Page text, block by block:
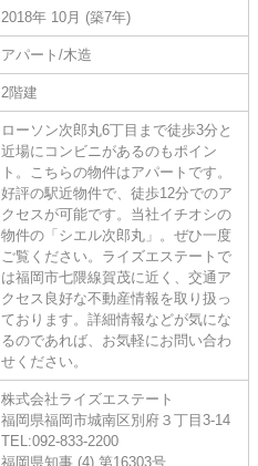
2018年 10月 (築7年)
アパート/木造
2階建
ローソン次郎丸6丁目まで徒歩3分と
近場にコンビニがあるのもポイン
ト。こちらの物件はアパートです。
好評の駅近物件で、徒歩12分でのア
クセスが可能です。当社イチオシの
物件の「シエル次郎丸」。ぜひ一度
ご覧ください。ライズエステートで
は福岡市七隈線賀茂に近く、交通ア
クセス良好な不動産情報を取り扱っ
ております。詳細情報などが気にな
るのであれば、お気軽にお問い合わ
せください。
株式会社ライズエステート
福岡県福岡市城南区別府３丁目3-14
TEL:092-833-2200
福岡県知事 (4) 第16303号